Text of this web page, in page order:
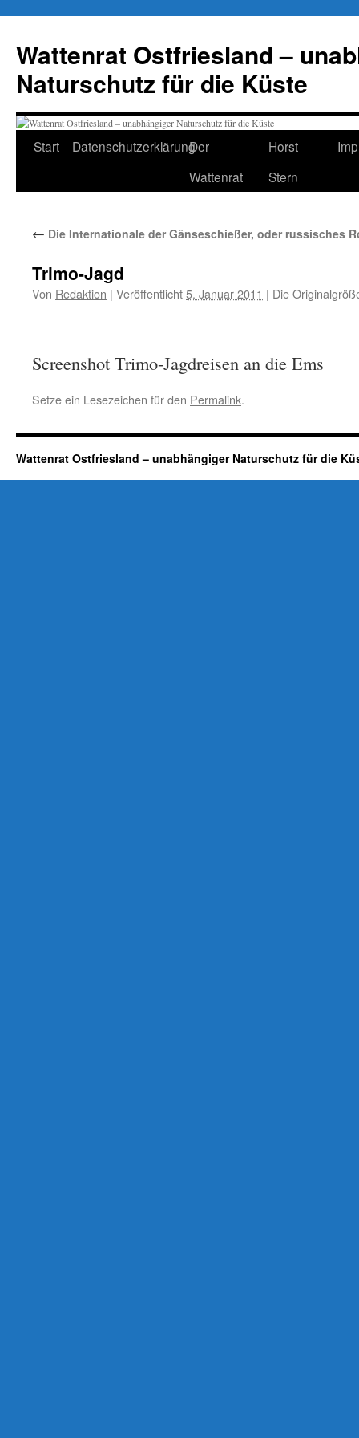
springen
Wattenrat Ostfriesland –
Naturschutz für die Küste
Start DatenschutzerklärungDer
Wattenrat
Horst
Stern
← Die Internationale der Gänseschießer, oder russisches
Trimo-Jagd
Von Redaktion | Veröffentlicht5. Januar 2011 | Die
Screenshot Trimo-Jagdreisen an die Ems
Setze ein Lesezeichen für den Permalink.
Wattenrat Ostfriesland – unabhängiger Naturschutz für die